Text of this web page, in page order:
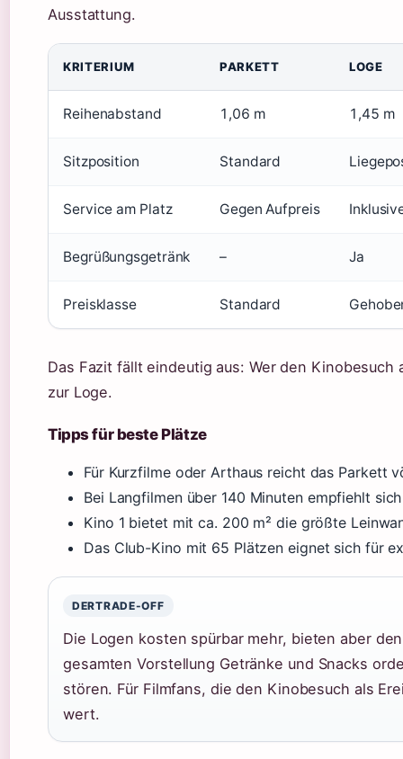
Ausstattung.
KRITERIUM PARKETT LOGE
Reihenabstand 1,06 m 1,45 m
Sitzposition Standard
Service am Platz Gegen Aufpreis
Begrüßungsgetränk – Ja
Preisklasse Standard
Das Fazit fällt eindeutig aus: Wer den
zur Loge.
Tipps für beste Plätze
Für Kurzfilme oder Arthaus reicht das Parkett
Bei Langfilmen über 140 Minuten empfiehlt
Kino 1 bietet mit ca. 200 m² die größte
Das Club-Kino mit 65 Plätzen eignet sich für
DERTRADE-OFF
Die Logen kosten spürbar mehr, bieten aber
gesamten Vorstellung Getränke und Snacks
stören. Für Filmfans, die den Kinobesuch als
wert.